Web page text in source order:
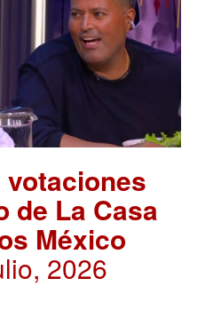
de La Casa
México
2026